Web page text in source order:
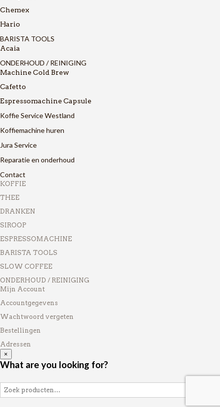
Chemex
Hario
BARISTA TOOLS
Acaia
ONDERHOUD / REINIGING
Machine Cold Brew
Cafetto
Espressomachine Capsule
Koffie Service Westland
Koffiemachine huren
Jura Service
Reparatie en onderhoud
Contact
KOFFIE
THEE
DRANKEN
SIROOP
ESPRESSOMACHINE
BARISTA TOOLS
SLOW COFFEE
ONDERHOUD / REINIGING
Mijn Account
Accountgegevens
Wachtwoord vergeten
Bestellingen
Adressen
×
What are you looking for?